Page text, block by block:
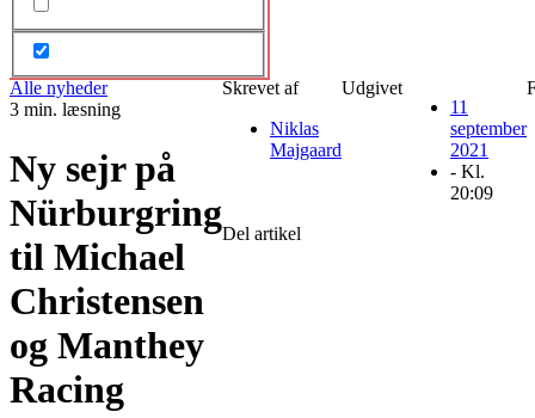
Alle nyheder
3 min. læsning
Ny sejr på
Nürburgring
til Michael
Christensen
og Manthey
Racing
Skrevet af
Niklas
Majgaard
Udgivet
11
september
2021
- Kl.
20:09
Del artikel